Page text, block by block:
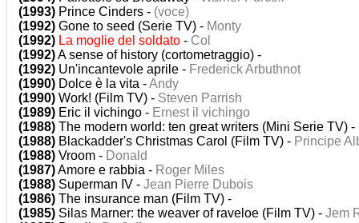
(1993) Prince Cinders - (voce)
(1992) Gone to seed (Serie TV) - Monty
(1992) La moglie del soldato - Col
(1992)A sense of history (cortometraggio) -
(1992) Un'incantevole aprile - Frederick Arbuthnot
(1990) Dolce è la vita -Andy
(1990) Work! (Film TV) - Steven Parrish
(1989) Eric il vichingo - Ernest il vichingo
(1988) The modern world: ten great writers (Mini Serie TV) -
(1988) Blackadder's Christmas Carol (Film TV) - Principe
(1988) Vroom - Donald
(1987)Amore e rabbia - Roger Miles
(1988) Superman IV - Jean Pierre Dubois
(1986) The insurance man (Film TV) -
(1985) Silas Marner: the weaver of raveloe (Film TV) - Jem